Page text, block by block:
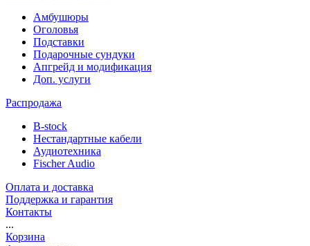
Амбушюры
Оголовья
Подставки
Подарочные сундуки
Апгрейд и модификация
Доп. услуги
Распродажа
B-stock
Нестандартные кабели
Аудиотехника
Fischer Audio
Оплата и доставка
Поддержка и гарантия
Контакты
...
Корзина